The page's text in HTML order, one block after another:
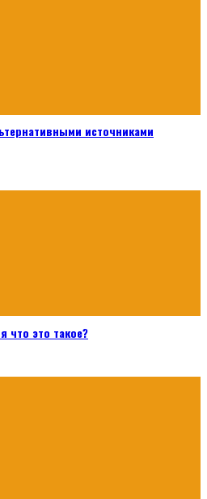
источниками
что это такое?